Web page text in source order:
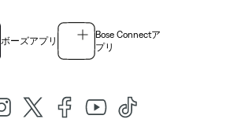
ボーズアプリ
Bose Connectア
プリ